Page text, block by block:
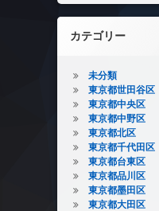
カテゴリー
未分類
東京都世田谷区
東京都中央区
東京都中野区
東京都北区
東京都千代田区
東京都台東区
東京都品川区
東京都墨田区
東京都大田区